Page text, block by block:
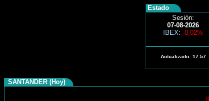
Estado
Sesión:
07-08-2026
IBEX: -0,02%
Actualizado: 17:57
SANTANDER (Hoy)